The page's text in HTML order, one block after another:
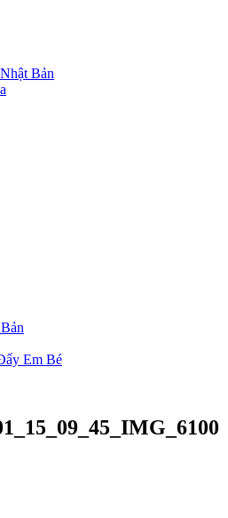
Bản
Em Bé